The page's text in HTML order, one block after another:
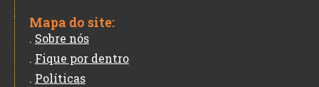
Mapa do site:
. Sobre nós
. Fique por dentro
. Políticas